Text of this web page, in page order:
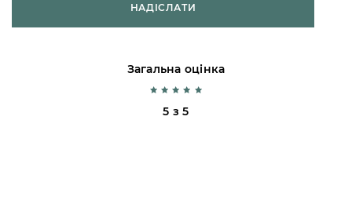
НАДІСЛАТИ
Загальна оцінка
5 з 5